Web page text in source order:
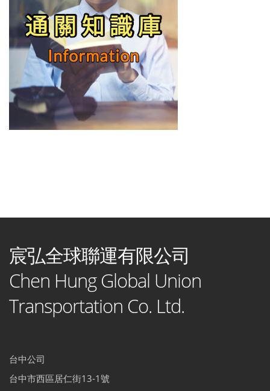
宸弘全球聯運有限公司
Chen Hung Global Union
Transportation Co. Ltd.
台中公司
台中市西區居仁街13-1號